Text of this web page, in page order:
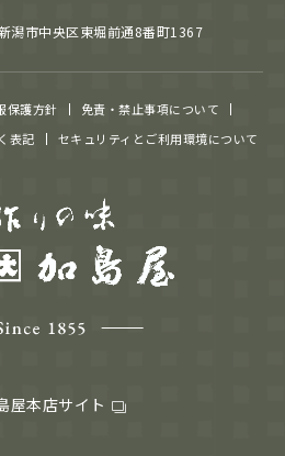
潟市中央区東堀前通8番町1367
保護方針
免責・禁止事項について
表記
セキュリティとご利用環境について
屋本店サイト